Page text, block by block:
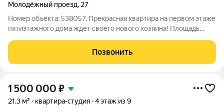
Молодёжный проезд, 27
Номер объекта: 538057. Прекрасная квартира на первом этаже
пятиэтажного дома ждет своего нового хозяина! Площадь
занимает 6 квадратных метров. Внутри вас ждет свежий
современный ремонт, который
Позвонить
1 500 000 ₽
21,3 м² квартира-студия 4 этаж из 9